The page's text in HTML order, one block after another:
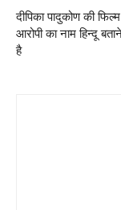
दीपिका पादुकोण की
आरोपी का नाम हिन्दू
है